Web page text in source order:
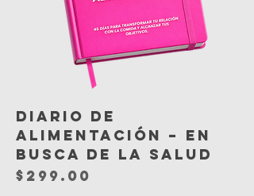
Diario de
Alimentación – En
Busca de la Salud
Precio
$299.00